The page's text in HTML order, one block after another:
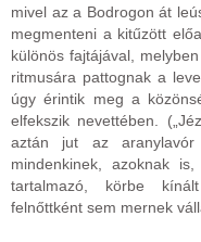
mivel az a Bodrogon át
megmenteni a kitűzött
különös fajtájával,
ritmusára pattognak a
úgy érintik meg a
elfekszik nevettében.
aztán jut az aranylavór
mindenkinek, azoknak
tartalmazó, körbe
felnőttként sem mernek